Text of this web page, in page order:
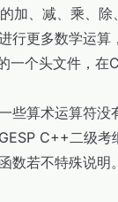
加、减、乘、除
行更多数学运算
一个头文件，在
些算术运算符没
C++二级考
数若不特殊说明